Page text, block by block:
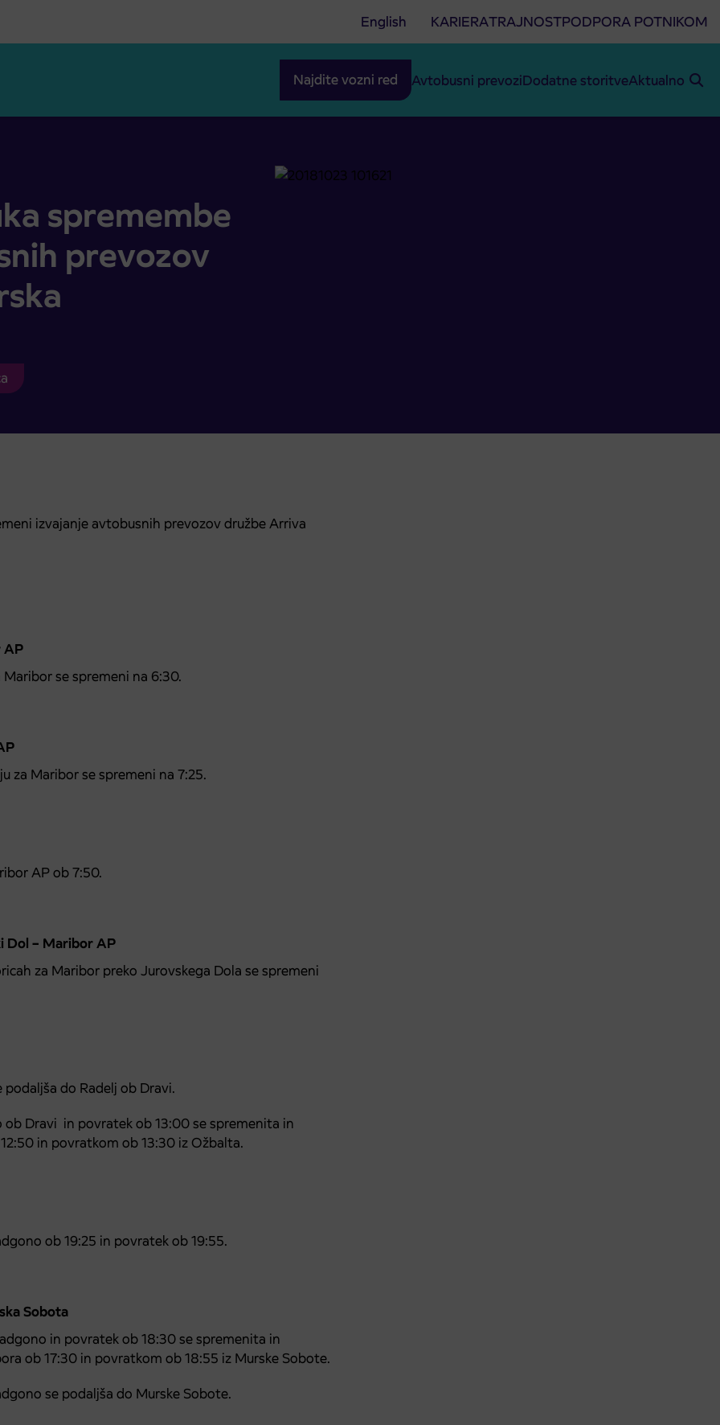
English KARIERATRAJNOSTPODPORA POTNIKOM
Najdite vozni red Avtobusni prevoziDodatne storitveAktualno
prevozov družbe Arriva Štajerska
spremembe
prevozov
izvajanje avtobusnih prevozov družbe Arriva
AP
se spremeni na 6:30.
za Maribor se spremeni na 7:25.
AP ob 7:50.
Dol – Maribor AP
za Maribor preko Jurovskega Dola se spremeni
do Radelj ob Dravi.
Dravi in povratek ob 13:00 se spremenita in
in povratkom ob 13:30 iz Ožbalta.
ob 19:25 in povratek ob 19:55.
Sobota
in povratek ob 18:30 se spremenita in
ob 17:30 in povratkom ob 18:55 iz Murske Sobote.
se podaljša do Murske Sobote.